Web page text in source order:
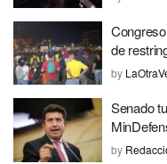
de
by
Senado
by